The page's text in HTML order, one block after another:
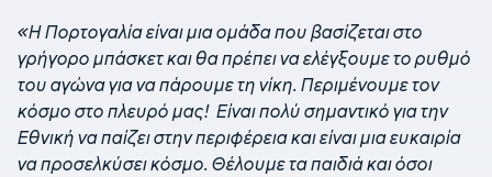
«Η Πορτογαλία είναι μια ομάδα που βασίζεται στο
γρήγορο μπάσκετ και θα πρέπει να ελέγξουμε το ρυθμό
του αγώνα για να πάρουμε τη νίκη. Περιμένουμε τον
κόσμο στο πλευρό μας! Είναι πολύ σημαντικό για την
Εθνική να παίζει στην περιφέρεια και είναι μια ευκαιρία
να προσελκύσει κόσμο. Θέλουμε τα παιδιά και όσοι